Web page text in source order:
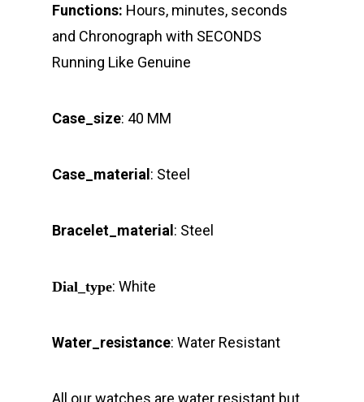
Functions: Hours, minutes, seconds
and Chronograph with SECONDS
Running Like Genuine
Case_size: 40 MM
Case_material: Steel
Bracelet_material: Steel
Dial_type: White
Water_resistance: Water Resistant
All our watches are water resistant but